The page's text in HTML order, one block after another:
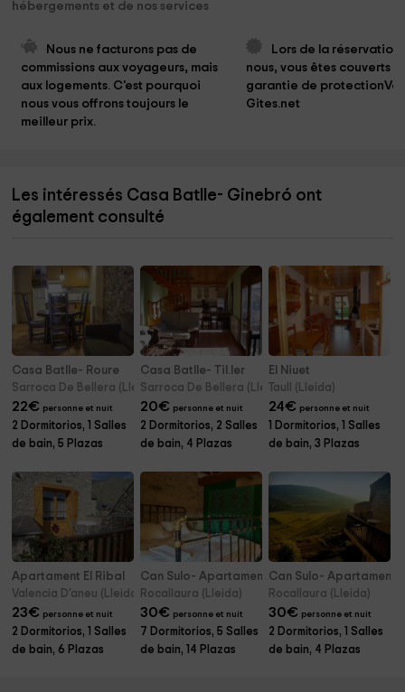
hébergements et de nos services
Nous ne facturons pas de
commissions aux voyageurs, mais
aux logements. C'est pourquoi
nous vous offrons toujours le
meilleur prix.
Lors de la
nous, vous êtes couverts
garantie de
Gites.net
Les intéressés Casa Batlle- Ginebró ont
également consulté
Casa Batlle- Roure
Sarroca De Bellera (Lleida)
22€ personne et nuit
2 Dormitorios, 1 Salles
de bain, 5 Plazas
Casa Batlle- Til.ler
Sarroca De Bellera (Lleida)
20€ personne et nuit
2 Dormitorios, 2 Salles
de bain, 4 Plazas
El Niuet
Taull (Lleida)
24€ personne et nuit
1 Dormitorios, 1 Salles
de bain, 3 Plazas
Apartament El Ribal
Valencia D'aneu (Lleida)
23€ personne et nuit
2 Dormitorios, 1 Salles
de bain, 6 Plazas
Can Sulo- Apartamento El Niu
Rocallaura (Lleida)
30€ personne et nuit
7 Dormitorios, 5 Salles
de bain, 14 Plazas
Can Sulo-
Rocallaura (Lleida)
30€ personne et nuit
2 Dormitorios, 1 Salles
de bain, 4 Plazas